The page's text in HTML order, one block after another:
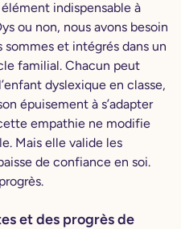
indispensable à
ou non, nous avons besoin
sommes et intégrés dans un
familial. Chacun peut
dyslexique en classe,
épuisement à s’adapter
empathie ne modifie
Mais elle valide les
de confiance en soi.
et des progrès de